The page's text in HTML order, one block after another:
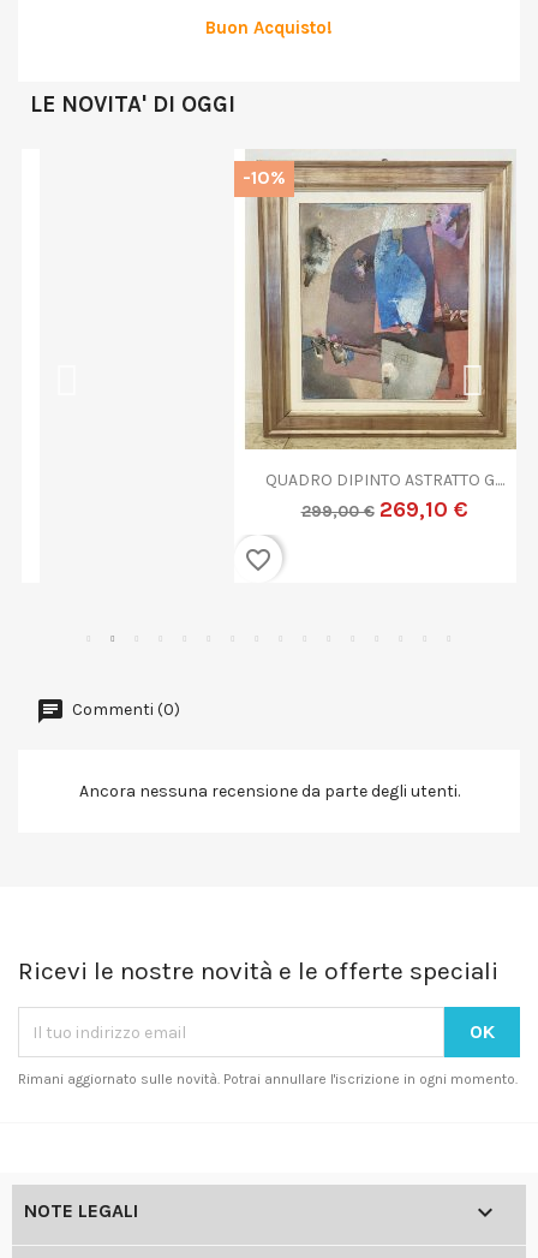
Buon Acquisto!
LE NOVITA' DI OGGI
QUADRO DIPINTO ASTRATTO G....
269,10 €
Commenti (0)
Ancora nessuna recensione da parte degli utenti.
Ricevi le nostre novità e le offerte speciali
Rimani aggiornato sulle novità. Potrai annullare l'iscrizione in ogni momento.
NOTE LEGALI 